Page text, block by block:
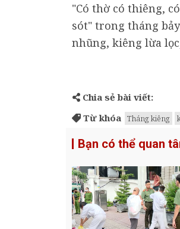
"Có thờ có thiêng,
sót" trong tháng
nhũng, kiêng lừa
Chia sẻ bài viết:
Từ khóa
Tháng kiêng
Bạn có thể quan